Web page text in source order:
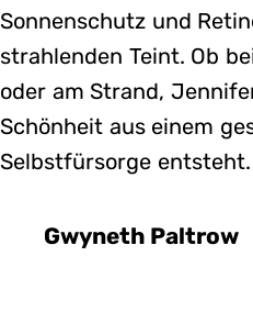
Sonnenschutz und
strahlenden Teint. Ob
oder am Strand,
Schönheit aus einem
Selbstfürsorge entsteht.
Gwyneth Paltrow